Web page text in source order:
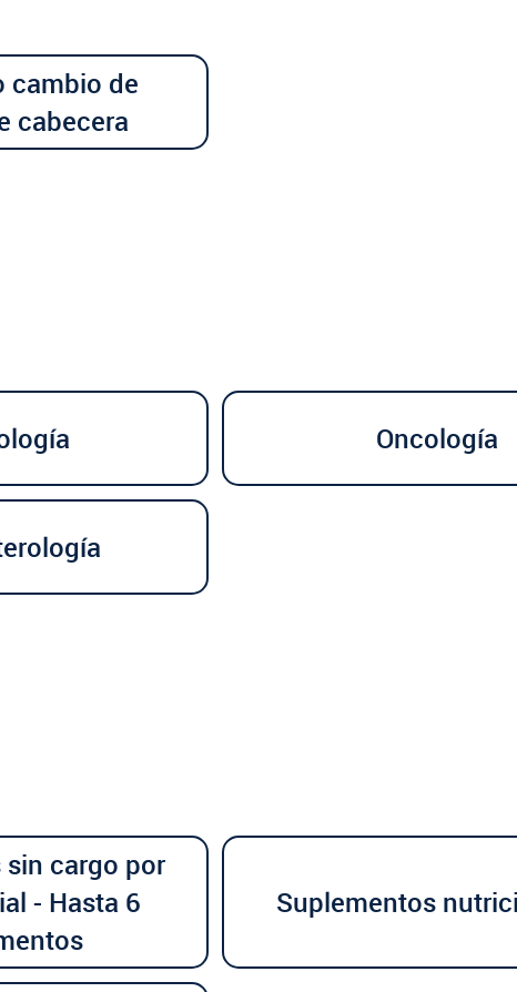
cambio de
cabecera
Oncología
cargo por
- Hasta 6
Suplementos